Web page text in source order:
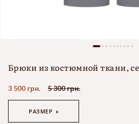
Брюки из костюмной ткани,
3 500 грн. 5 300 грн.
РАЗМЕР